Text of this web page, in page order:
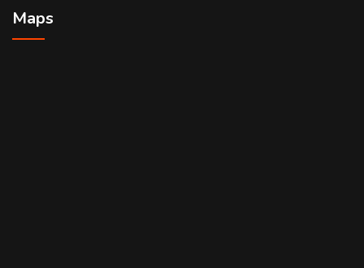
Maps